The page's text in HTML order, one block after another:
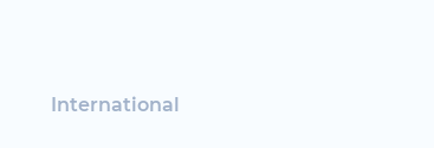
International